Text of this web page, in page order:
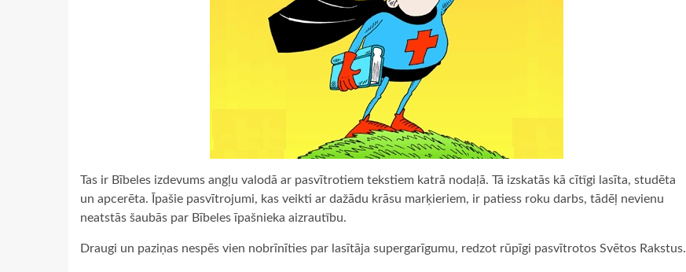
Tas ir Bībeles izdevums angļu valodā ar pasvītrotiem tekstiem katrā nodaļā. Tā izskatās kā cītīgi lasīta, studēta
un apcerēta. Īpašie pasvītrojumi, kas veikti ar dažādu krāsu marķieriem, ir patiess roku darbs, tādēļ nevienu
neatstās šaubās par Bībeles īpašnieka aizrautību.
Draugi un paziņas nespēs vien nobrīnīties par lasītāja supergarīgumu, redzot rūpīgi pasvītrotos Svētos Rakstus.